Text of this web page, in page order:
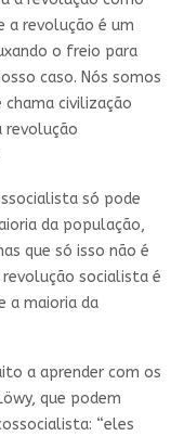
a revolução é um
o freio para
caso. Nós somos
chama civilização
revolução
só pode
da população,
que só isso não é
socialista é
a maioria da
a aprender com os
que podem
“eles